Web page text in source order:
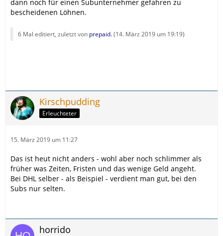
dann noch für einen Subunternehmer gefahren zu
bescheidenen Löhnen.
6 Mal editiert, zuletzt von prepaid.(14. März 2019 um 19:19)
Kirschpudding
Erleuchteter
15. März 2019 um 11:27
Das ist heut nicht anders - wohl aber noch schlimmer als
früher was Zeiten, Fristen und das wenige Geld angeht.
Bei DHL selber - als Beispiel - verdient man gut, bei den
Subs nur selten.
horrido